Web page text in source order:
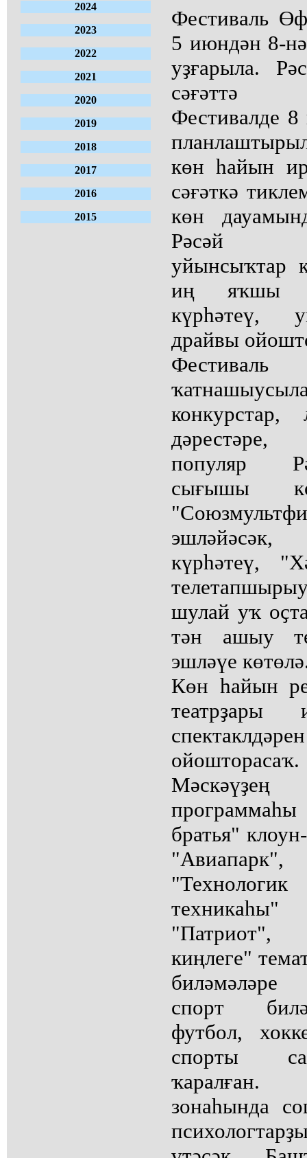
2024
2023
2022
2021
2020
2019
2018
2017
2016
2015
Фестиваль
5 июндән 8-
уҙғарыла.
сәғәттә
Фестивалде
көн һайын
сәғәткә
көн
Рәсәй
уйынсыҡтар
иң яҡшы
күрһәтеү,
драйвы
популяр
сығышы
күрһәтеү,
шулай уҡ
тән ашыу
эшләүе
Көн һайын
братья"
"Авиапарк",
киңлеге"
биләмәләре
спорт
футбол,
спорты
ҡаралған.
зонаһында